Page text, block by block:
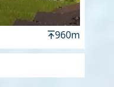
960m